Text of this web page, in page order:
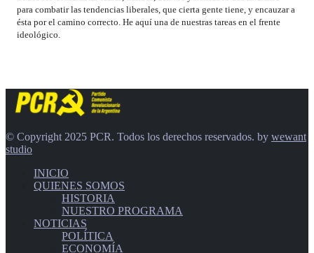
para combatir las tendencias liberales, que cierta gente tiene, y encauzar a
ésta por el camino correcto. He aquí una de nuestras tareas en el frente
ideológico.
© Copyright 2025 PCR. Todos los derechos reservados. by wewant
studio
INICIO
QUIENES SOMOS
HISTORIA
NUESTRO PROGRAMA
NOTICIAS
POLÍTICA
ECONOMÍA